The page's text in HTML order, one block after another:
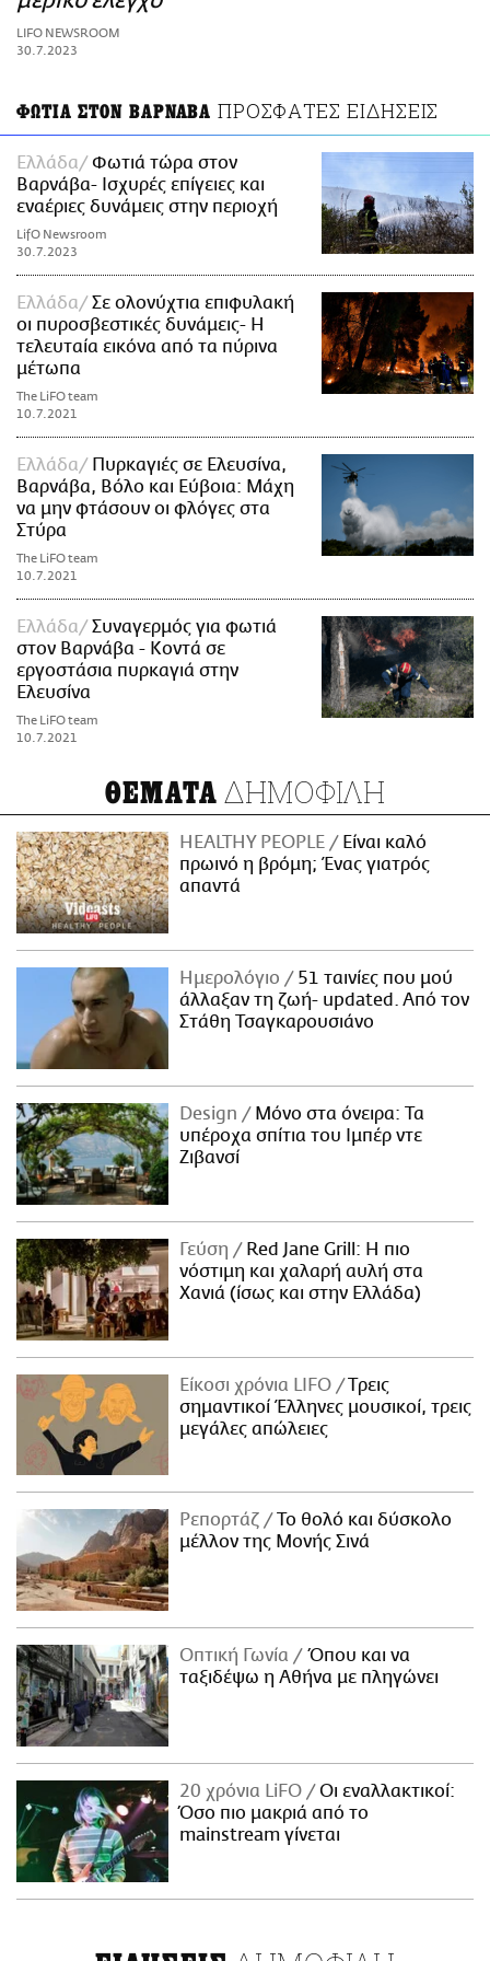
ΑΜΠΑ
PRINT
LIFO NEWSROOM
30.7.2023
ΦΩΤΙΑ ΣΤΟΝ ΒΑΡΝΑΒΑ ΠΡΟΣΦΑΤΕΣ ΕΙΔΗΣΕΙΣ
Ελλάδα
Φωτιά τώρα στον
Βαρνάβα- Ισχυρές επίγειες και
εναέριες δυνάμεις στην περιοχή
LifO Newsroom
30.7.2023
Ελλάδα
Σε ολονύχτια επιφυλακή
οι πυροσβεστικές δυνάμεις- Η
τελευταία εικόνα από τα πύρινα
μέτωπα
The LiFO team
10.7.2021
Ελλάδα
Πυρκαγιές σε Ελευσίνα,
Βαρνάβα, Βόλο και Εύβοια: Μάχη
να μην φτάσουν οι φλόγες στα
Στύρα
The LiFO team
10.7.2021
Ελλάδα
Συναγερμός για φωτιά
στον Βαρνάβα - Κοντά σε
εργοστάσια πυρκαγιά στην
Ελευσίνα
The LiFO team
10.7.2021
ΘΕΜΑΤΑ ΔΗΜΟΦΙΛΗ
HEALTHY PEOPLE
Είναι καλό
πρωινό η βρόμη; Ένας γιατρός
απαντά
Ημερολόγιο
51 ταινίες που μού
άλλαξαν τη ζωή- updated. Aπό τον
Στάθη Τσαγκαρουσιάνο
Design
Μόνο στα όνειρα: Τα
υπέροχα σπίτια του Ιμπέρ ντε
Ζιβανσί
Γεύση
Red Jane Grill: Η πιο
νόστιμη και χαλαρή αυλή στα
Χανιά (ίσως και στην Ελλάδα)
Είκοσι χρόνια LIFO
Tρεις
σημαντικοί Έλληνες μουσικοί, τρεις
μεγάλες απώλειες
Ρεπορτάζ
Το θολό και δύσκολο
μέλλον της Μονής Σινά
Οπτική Γωνία
Όπου και να
ταξιδέψω η Αθήνα με πληγώνει
20 χρόνια LiFO
Οι εναλλακτικοί:
Όσο πιο μακριά από το
mainstream γίνεται